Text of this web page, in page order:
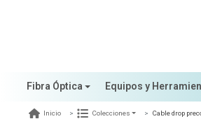
Fibra Óptica Equipos y
Inicio Colecciones Cable drop